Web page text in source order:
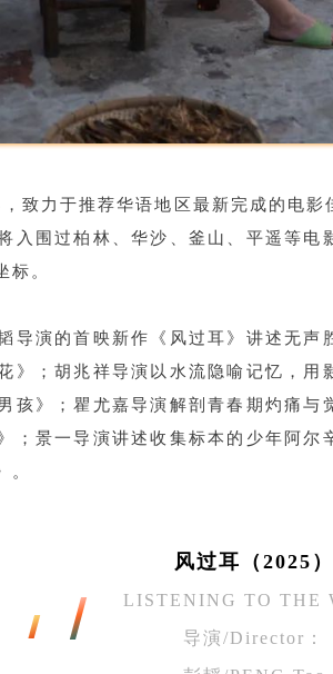
致力于推荐华语地区最新完成的电
入围过柏林、华沙、釜山、平遥等
标。
导演的首映新作《风过耳》讲述无
》；胡兆祥导演以水流隐喻记忆，
孩》；瞿尤嘉导演解剖青春期灼痛
；景一导演讲述收集标本的少年阿
。
风过耳 （2025）
LISTENING TO THE
导演/Director：